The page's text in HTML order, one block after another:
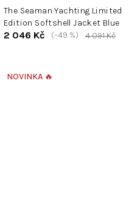
The Seaman Yachting Limited
Edition Softshell Jacket Blue
2 046 Kč 4 091 Kč
(–49 %)
NOVINKA 🔥